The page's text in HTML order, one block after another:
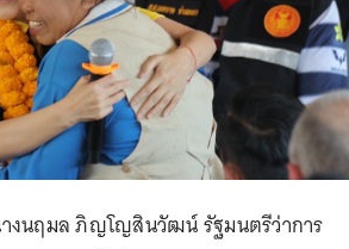
งนฤมล ภิญโญสินวัฒน์ รัฐมนตรีว่าการ